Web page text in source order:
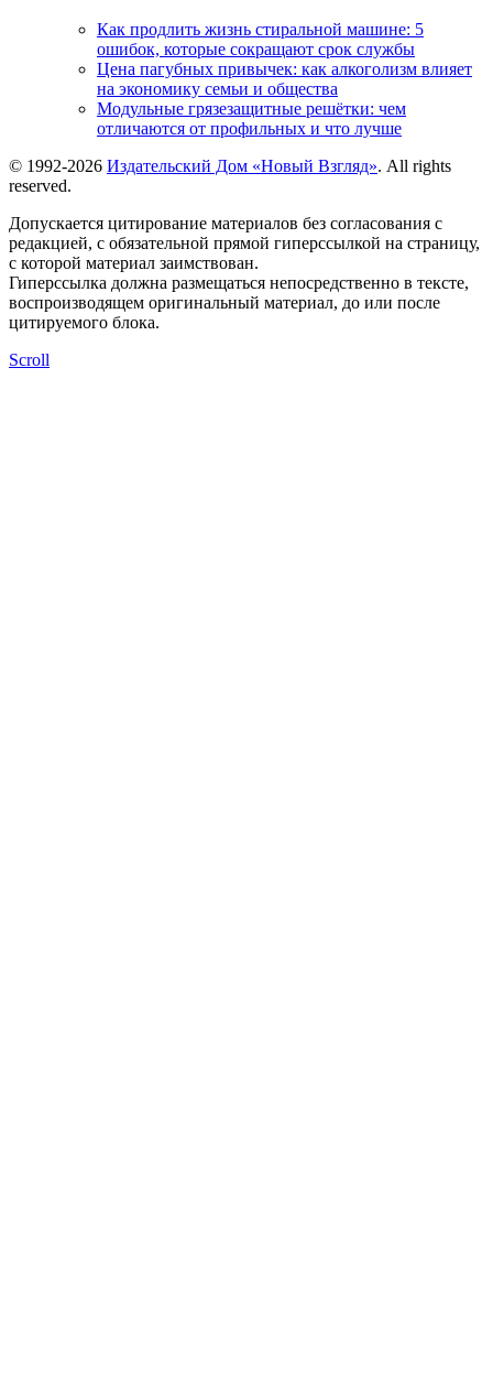
Как продлить жизнь стиральной машине: 5
ошибок, которые сокращают срок службы
Цена пагубных привычек: как алкоголизм влияет
на экономику семьи и общества
Модульные грязезащитные решётки: чем
отличаются от профильных и что лучше
© 1992-2026 Издательский Дом «Новый Взгляд». All rights
reserved.
Допускается цитирование материалов без согласования с
редакцией, с обязательной прямой гиперссылкой на страницу,
с которой материал заимствован.
Гиперссылка должна размещаться непосредственно в тексте,
воспроизводящем оригинальный материал, до или после
цитируемого блока.
Scroll